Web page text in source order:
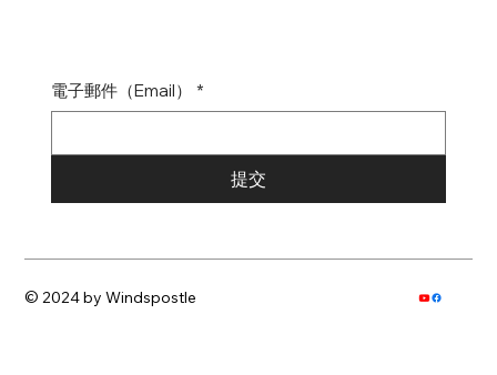
電子郵件（Email） *
提交
© 2024 by Windspostle